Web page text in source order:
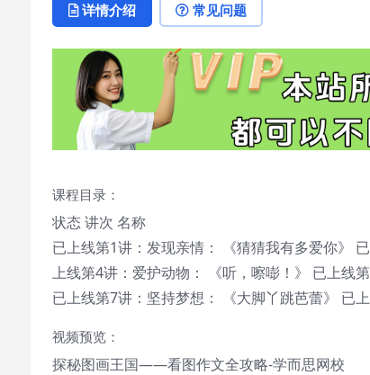
详情介绍 常见问题
课程目录：
状态 讲次 名称
已上线第1讲：发现亲情： 《猜猜我有多爱你》
上线第4讲：爱护动物： 《听，嚓嘭！》 已上线
已上线第7讲：坚持梦想： 《大脚丫跳芭蕾》 已
视频预览：
探秘图画王国——看图作文全攻略-学而思网校